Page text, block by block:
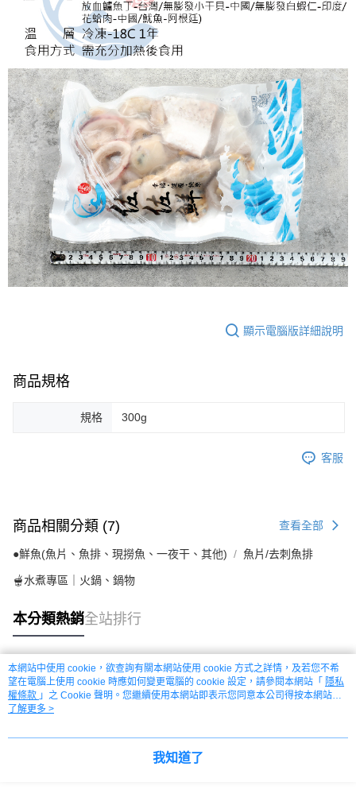
顯示電腦版詳細說明
商品規格
規格 300g
客服
商品相關分類 (7) 查看全部
●鮮魚(魚片、魚排、現撈魚、一夜干、其他) 魚片/去刺魚排
🫕水煮專區｜火鍋、鍋物
本分類熱銷全站排行
熱門標籤
本網站中使用 cookie，欲查詢有關本網站使用 cookie 方式之詳情，及若您不希
望在電腦上使用 cookie 時應如何變更電腦的 cookie 設定，請參閱本網站「 隱私
權條款 」之 Cookie 聲明。您繼續使用本網站即表示您同意本公司得按本網站使
用條款之 Cookie 聲明使用 cookie。
了解更多 >
我知道了